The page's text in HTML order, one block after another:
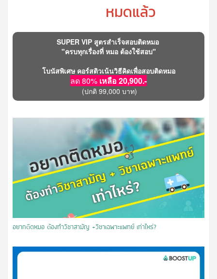
หมดแล้ว
SUPER VIP สูตรสำเร็จสอบติดหมอ
"ครบทุกเรื่องที่ หมอ ต้องใช้สอบ"
โบนัสพิเศษ คอร์สติวเน้นวิธีคิดเพื่อสอบติดหมอ
ลด 80% เหลือ 20,900.-
(ปกติ 99,000 บาท)
อยากติดหมอ ต้องทำวิชาสามัญ +วิชาเฉพาะแพทย์ เท่าไหร่?